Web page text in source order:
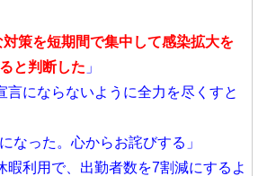
策を短期間で集中して感染拡大を
と判断した 」
言にならないように全力を尽くすと
なった。心からお詫びする」
暇利用で、出勤者数を7割減にするよ